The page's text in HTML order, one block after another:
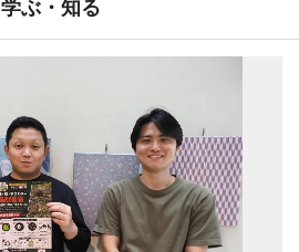
学ぶ・知る